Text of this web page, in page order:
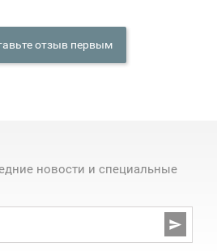
отзыв первым
новости и специальные
